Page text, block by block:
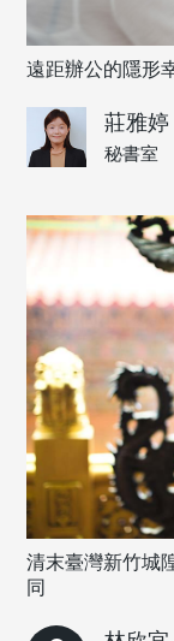
遠距辦公的隱形
莊雅婷
秘書室
清末臺灣新竹城
同